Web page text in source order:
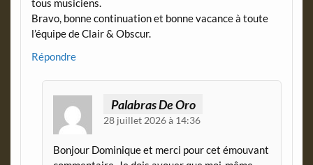
tous musiciens.
Bravo, bonne continuation et bonne vacance à toute
l’équipe de Clair & Obscur.
Répondre
Palabras De Oro
28 juillet 2026 à 14:36
Bonjour Dominique et merci pour cet émouvant